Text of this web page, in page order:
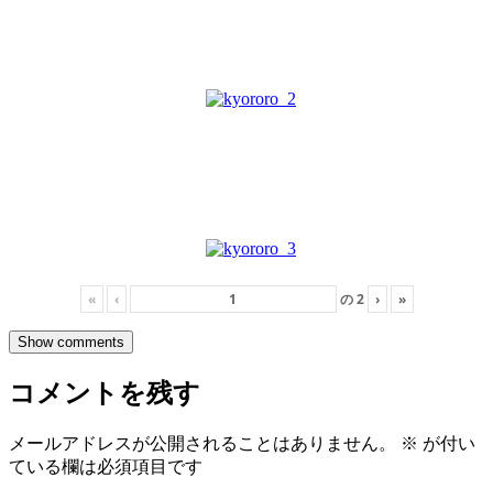
« ‹ の2 › »
Show comments
コメントを残す
メールアドレスが公開されることはありません。 ※ が付い
ている欄は必須項目です